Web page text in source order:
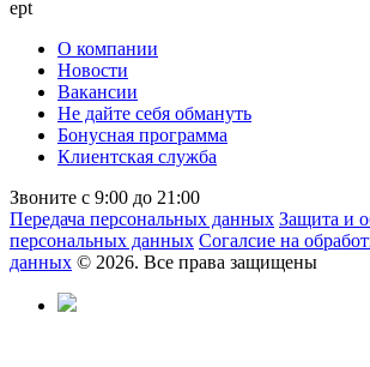
ept
О компании
Новости
Вакансии
Не дайте себя обмануть
Бонусная программа
Клиентская служба
Звоните с 9:00 до 21:00
Передача персональных данных Защита и
персональных данных Согалсие на
данных © 2026. Все права защищены